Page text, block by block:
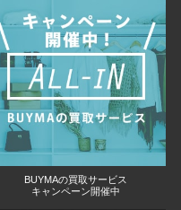
BUYMAの買取サービス
キャンペーン開催中